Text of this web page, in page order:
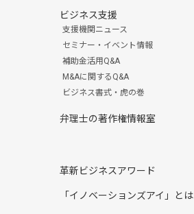
ビジネス支援
支援機関ニュース
セミナー・イベント情報
補助金活用Q&A
M&Aに関するQ&A
ビジネス書式・虎の巻
弁理士の著作権情報室
革新ビジネスアワード
「イノベーションズアイ」とは